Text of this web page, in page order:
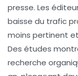
presse. Les
baisse du trafic
moins pertinent
Des études
recherche